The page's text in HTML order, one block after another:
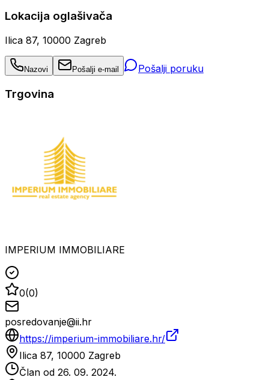
Lokacija oglašivača
Ilica 87, 10000 Zagreb
Nazovi Pošalji e-mail Pošalji poruku
Trgovina
IMPERIUM IMMOBILIARE
0(0)
posredovanje@ii.hr
https://imperium-immobiliare.hr/
Ilica 87, 10000 Zagreb
Član od 26. 09. 2024.